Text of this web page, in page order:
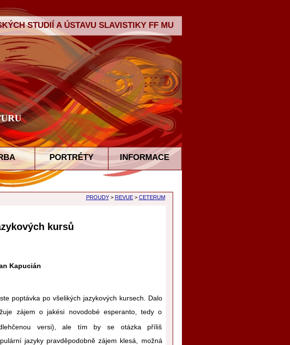
STUDIÍ A ÚSTAVU SLAVISTIKY FF MU
PORTRÉTY INFORMACE
PROUDY> REVUE> CETERUM
kursů
Kapucián
poptávka po všelikých jazykových kursech. Dalo
zájem o jakési novodobé esperanto, tedy o
versi), ale tím by se otázka příliš
jazyky pravděpodobně zájem klesá, možná